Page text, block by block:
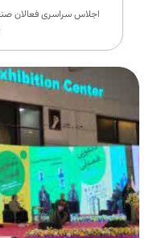
اجلاس سراسری فعالان